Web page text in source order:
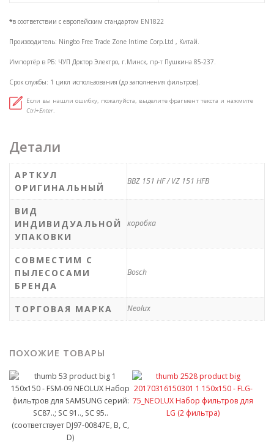
*в соответствии с европейским стандартом EN1822
Производитель: Ningbo Free Trade Zone Intime Corp.Ltd , Китай.
Импортёр в РБ: ЧУП Доктор Электро, г.Минск, пр-т Пушкина 85-237.
Срок службы: 1 цикл использования (до заполнения фильтров).
Если вы нашли ошибку, пожалуйста, выделите фрагмент текста и нажмите
Ctrl+Enter.
Детали
АРТКУЛ
ОРИГИНАЛЬНЫЙ
BBZ 151 HF / VZ 151 HFB
ВИД
ИНДИВИДУАЛЬНОЙ
УПАКОВКИ
коробка
СОВМЕСТИМ С
ПЫЛЕСОСАМИ
БРЕНДА
Bosch
ТОРГОВАЯ МАРКА Neolux
ПОХОЖИЕ ТОВАРЫ